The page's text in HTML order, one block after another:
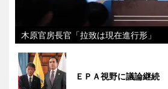
木原官房長官「拉致は現在進行形」
ＥＰＡ視野に議論継続